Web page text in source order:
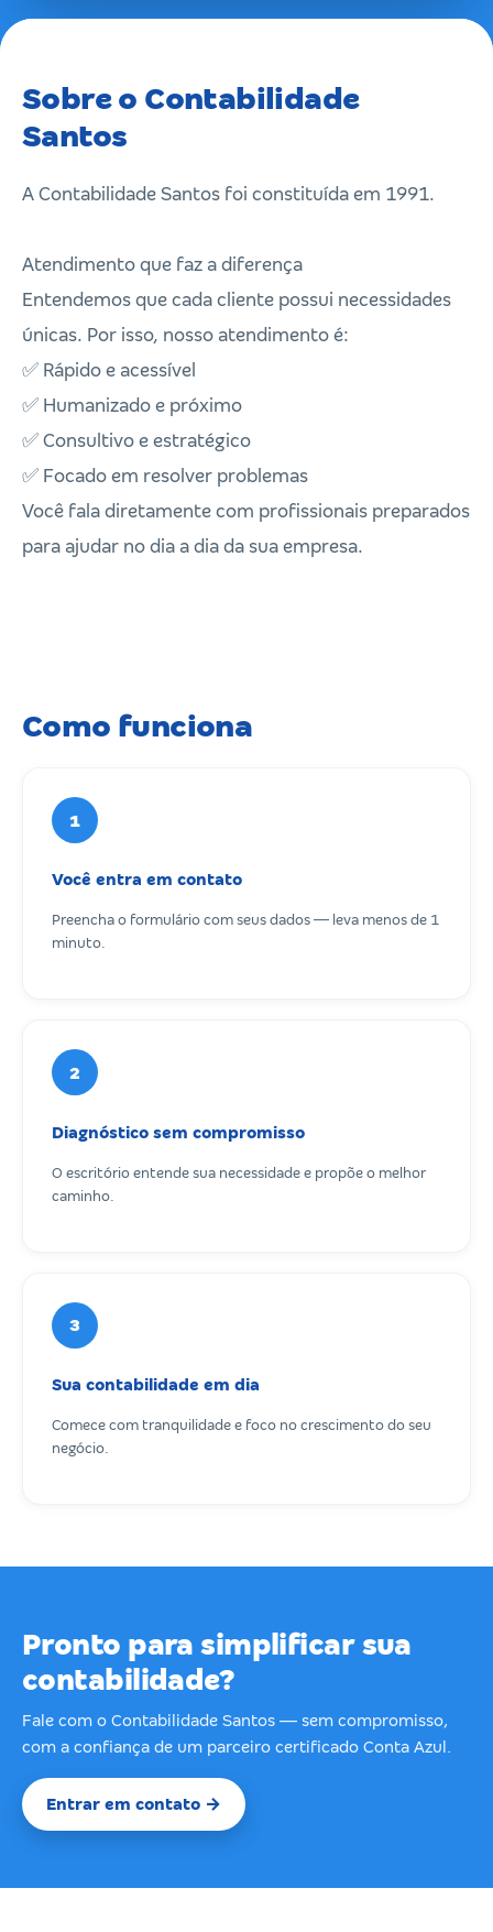
Sobre o Contabilidade
Santos
A Contabilidade Santos foi constituída em 1991.
Atendimento que faz a diferença
Entendemos que cada cliente possui necessidades
únicas. Por isso, nosso atendimento é:
✅ Rápido e acessível
✅ Humanizado e próximo
✅ Consultivo e estratégico
✅ Focado em resolver problemas
Você fala diretamente com profissionais preparados
para ajudar no dia a dia da sua empresa.
Como funciona
1
Você entra em contato
Preencha o formulário com seus dados — leva menos de 1
minuto.
2
Diagnóstico sem compromisso
O escritório entende sua necessidade e propõe o melhor
caminho.
3
Sua contabilidade em dia
Comece com tranquilidade e foco no crescimento do seu
negócio.
Pronto para simplificar sua
contabilidade?
Fale com o Contabilidade Santos — sem compromisso,
com a confiança de um parceiro certificado Conta Azul.
Entrar em contato →